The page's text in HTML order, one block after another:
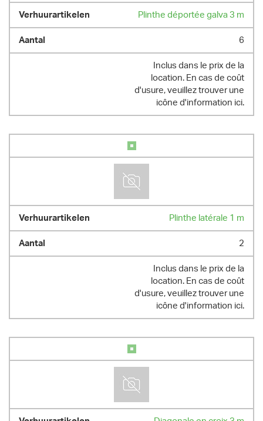
Plinthe déportée galva 3 m
6
Inclus dans le prix de la
location. En cas de coût
d'usure, veuillez trouver une
icône d'information ici.
Plinthe latérale 1 m
2
Inclus dans le prix de la
location. En cas de coût
d'usure, veuillez trouver une
icône d'information ici.